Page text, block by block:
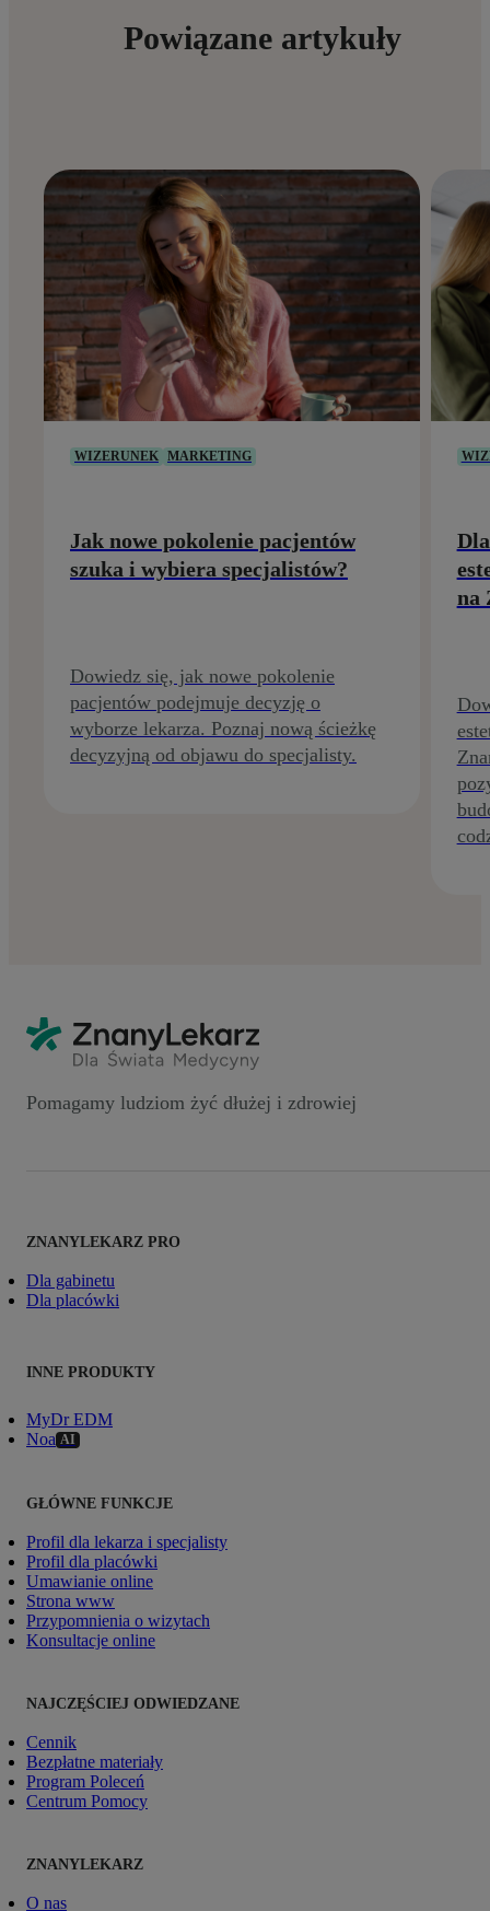
Powiązane artykuły
WIZERUNEK MARKETING
Jak nowe pokolenie pacjentów
szuka i wybiera specjalistów?
Dowiedz się, jak nowe pokolenie
pacjentów podejmuje decyzję o
wyborze lekarza. Poznaj nową ścieżkę
decyzyjną od objawu do specjalisty.
na
Pomagamy ludziom żyć dłużej i zdrowiej
ZNANYLEKARZ PRO
Dla gabinetu
Dla placówki
INNE PRODUKTY
MyDr EDM
Noa AI
GŁÓWNE FUNKCJE
Profil dla lekarza i specjalisty
Profil dla placówki
Umawianie online
Strona www
Przypomnienia o wizytach
Konsultacje online
NAJCZĘŚCIEJ ODWIEDZANE
Cennik
Bezpłatne materiały
Program Poleceń
Centrum Pomocy
ZNANYLEKARZ
O nas